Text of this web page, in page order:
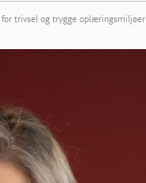
trivsel og trygge oplæringsmiljøer